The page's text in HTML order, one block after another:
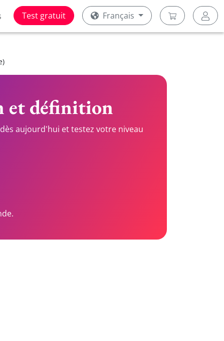
Test gratuit Français
et définition
aujourd'hui et testez votre niveau